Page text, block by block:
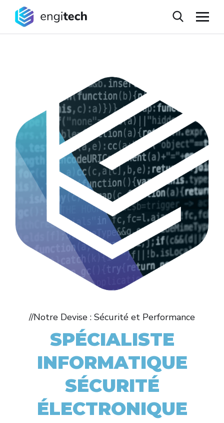
//Notre Devise : Sécurité et Performance
SPÉCIALISTE
INFORMATIQUE
SÉCURITÉ
ÉLECTRONIQUE